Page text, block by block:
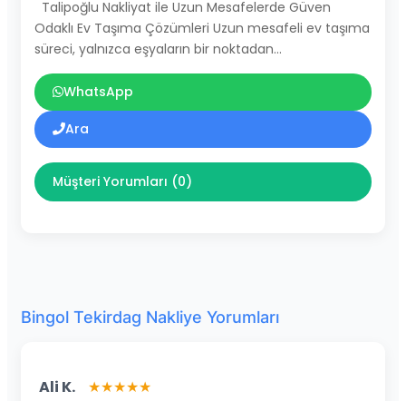
Talipoğlu Nakliyat ile Uzun Mesafelerde Güven
Odaklı Ev Taşıma Çözümleri Uzun mesafeli ev taşıma
süreci, yalnızca eşyaların bir noktadan…
WhatsApp
Ara
Müşteri Yorumları (0)
Bingol Tekirdag Nakliye Yorumları
Ali K. ★★★★★